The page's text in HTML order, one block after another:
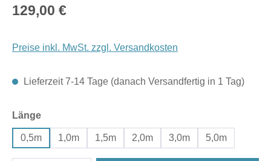
Regulärer Preis:
129,00 €
Preise inkl. MwSt. zzgl. Versandkosten
Lieferzeit 7-14 Tage (danach Versandfertig in 1 Tag)
Längeauswählen
0,5m 1,0m 1,5m 2,0m 3,0m 5,0m